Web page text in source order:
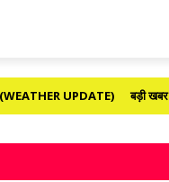
UPDATE) बड़ी खबर